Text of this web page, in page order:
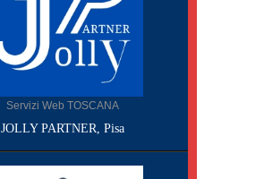
Servizi Web TOSCANA
JOLLY PARTNER, Pisa